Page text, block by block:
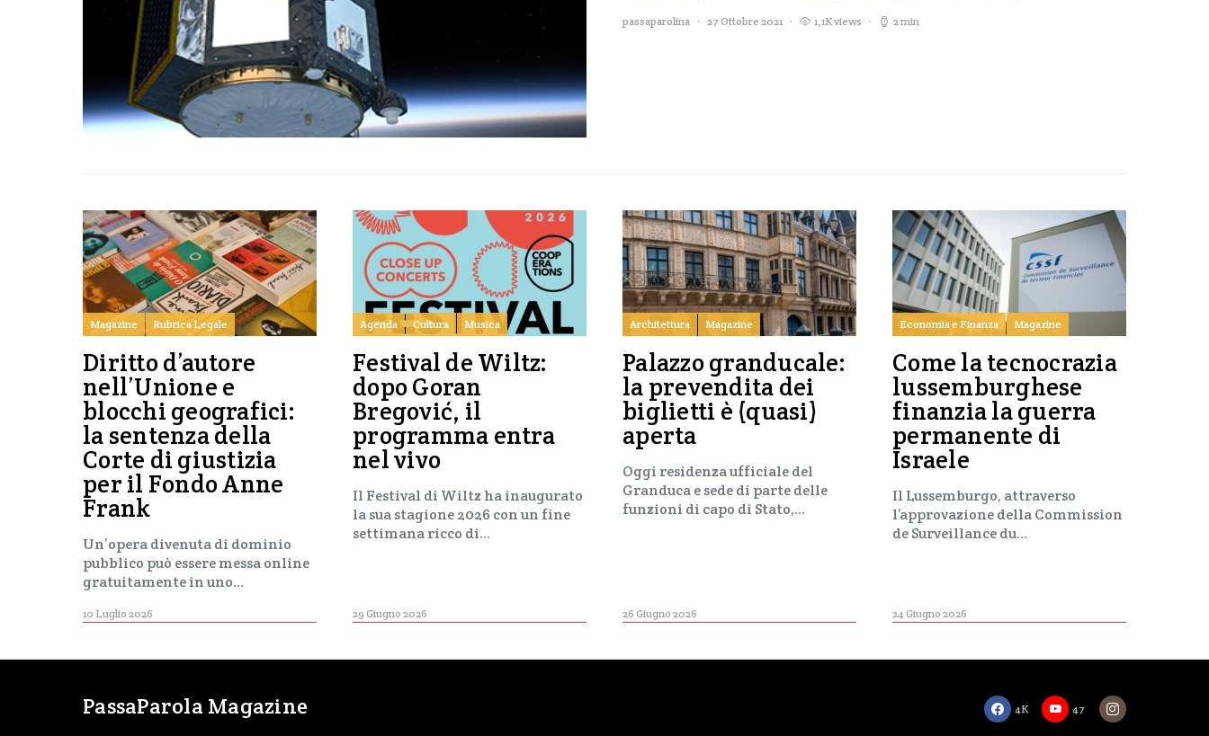
passaparolina 27 Ottobre 2021 1,1K views 2 min
Magazine Rubrica Legale
Diritto d’autore
nell’Unione e
blocchi geografici:
la sentenza della
Corte di giustizia
per il Fondo Anne
Frank
Un’opera divenuta di dominio
pubblico può essere messa online
gratuitamente in uno…
10 Luglio 2026
Agenda Cultura Musica
Festival de Wiltz:
dopo Goran
Bregović, il
programma entra
nel vivo
Il Festival di Wiltz ha inaugurato
la sua stagione 2026 con un fine
settimana ricco di…
29 Giugno 2026
Architettura Magazine
Palazzo granducale:
la prevendita dei
biglietti è (quasi)
aperta
Oggi residenza ufficiale del
Granduca e sede di parte delle
funzioni di capo di Stato,…
26 Giugno 2026
Economia e Finanza Magazine
Come la tecnocrazia
lussemburghese
finanzia la guerra
permanente di
Israele
Il Lussemburgo, attraverso
l’approvazione della Commission
de Surveillance du…
24 Giugno 2026
PassaParola Magazine 4K 47